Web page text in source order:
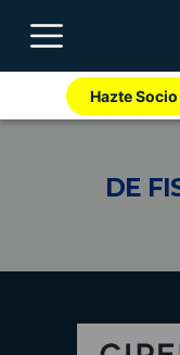
Hazte Socio
DE